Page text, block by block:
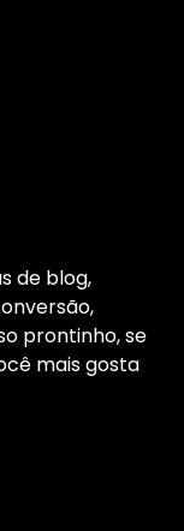
de blog,
prontinho, se
mais gosta